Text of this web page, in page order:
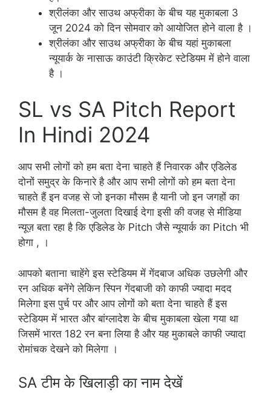
श्रीलंका और साउथ अफ्रीका के बीच यह मुकाबला 3
जून 2024 को दिन सोमवार को आयोजित होने वाला है ।
श्रीलंका और साउथ अफ्रीका के बीच यहां मुकाबला
न्यूयार्क के नासाऊ काउंटी क्रिकेट स्टेडियम में होने वाला
है ।
SL vs SA Pitch Report
In Hindi 2024
आप सभी लोगों को हम बता देना चाहते हैं निवारक और एडिलेड
दोनों समुद्र के किनारे है और आप सभी लोगों को हम बता देना
चाहते हैं इन वजह से जो इनका मौसम है यानी जो इन जगहों का
मौसम है वह मिलता-जुलता दिखाई देगा इसी की वजह से मीडिया
न्यूज़ बता रहा है कि एडिलेड के Pitch जैसे न्यूयार्क का Pitch भी
होगा , ।
आपको बताना चाहेंगे इस स्टेडियम में गेंदबाज अधिक उछलेगी और
रन अधिक बनेंगे लेकिन स्पिन गेंदबाजी को काफी ज्यादा मदद
मिलेगा इस पुर्च पर और आप लोगों को बता देना चाहते हैं इस
स्टेडियम में भारत और बांग्लादेश के बीच मुकाबला खेला गया था
जिसमें भारत 182 रन बना लिया है और यह मुकाबले काफी ज्यादा
रोमांचक देखने को मिलेगा ।
SA टीम के खिलाड़ी का नाम देखें